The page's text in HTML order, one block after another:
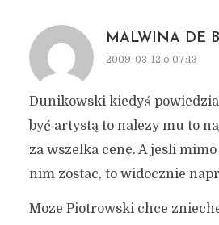
MALWINA DE
2009-03-12 o 07:13
Dunikowski kiedyś
być artystą to nalezy mu to
za wszelka cenę. A jesli
nim zostac, to widocznie
Moze Piotrowski chce